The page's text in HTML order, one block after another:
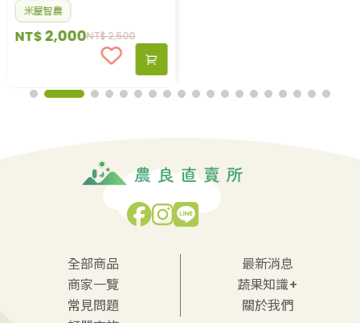
米屋智農
NT$2,500
NT$2,000
全部商品
最新消息
商家一覽
蔬果知識+
常見問題
關於我們